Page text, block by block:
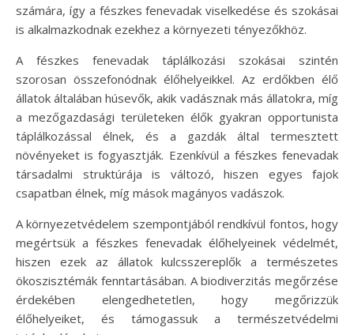
számára, így a fészkes fenevadak viselkedése és szokásai
is alkalmazkodnak ezekhez a környezeti tényezőkhöz.
A fészkes fenevadak táplálkozási szokásai szintén
szorosan összefonódnak élőhelyeikkel. Az erdőkben élő
állatok általában húsevők, akik vadásznak más állatokra, míg
a mezőgazdasági területeken élők gyakran opportunista
táplálkozással élnek, és a gazdák által termesztett
növényeket is fogyasztják. Ezenkívül a fészkes fenevadak
társadalmi struktúrája is változó, hiszen egyes fajok
csapatban élnek, míg mások magányos vadászok.
A környezetvédelem szempontjából rendkívül fontos, hogy
megértsük a fészkes fenevadak élőhelyeinek védelmét,
hiszen ezek az állatok kulcsszereplők a természetes
ökoszisztémák fenntartásában. A biodiverzitás megőrzése
érdekében elengedhetetlen, hogy megőrizzük
élőhelyeiket, és támogassuk a természetvédelmi